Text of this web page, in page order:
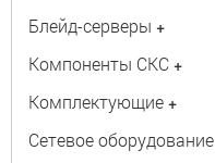
Блейд-серверы +
Компоненты СКС +
Комплектующие +
Сетевое оборудование